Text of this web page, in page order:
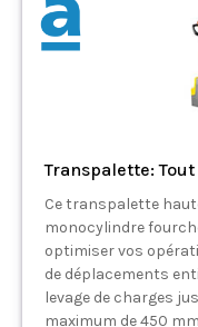
Transpalette:
Ce transpalette
monocylindre
optimiser vos
de déplacements
levage de charges
maximum de 450